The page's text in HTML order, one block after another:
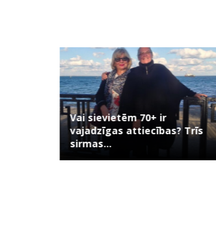
Vai sievietēm 70+ ir
vajadzīgas attiecības? Trīs
sirmas...